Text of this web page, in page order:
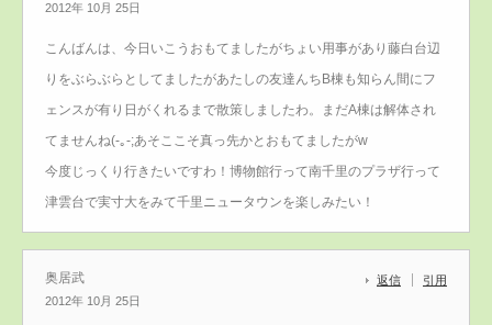
2012年 10月 25日
こんばんは、今日いこうおもてましたがちょい用事があり藤白台辺
りをぶらぶらとしてましたがあたしの友達んちB棟も知らん間にフ
ェンスが有り日がくれるまで散策しましたわ。まだA棟は解体され
てませんね(-｡-;あそここそ真っ先かとおもてましたがw
今度じっくり行きたいですわ！博物館行って南千里のプラザ行って
津雲台で実寸大をみて千里ニュータウンを楽しみたい！
奥居武
2012年 10月 25日
返信 引用